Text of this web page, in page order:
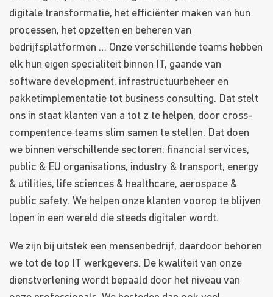
digitale transformatie, het efficiënter maken van hun
processen, het opzetten en beheren van
bedrijfsplatformen … Onze verschillende teams hebben
elk hun eigen specialiteit binnen IT, gaande van
software development, infrastructuurbeheer en
pakketimplementatie tot business consulting. Dat stelt
ons in staat klanten van a tot z te helpen, door cross-
compentence teams slim samen te stellen. Dat doen
we binnen verschillende sectoren: financial services,
public & EU organisations, industry & transport, energy
& utilities, life sciences & healthcare, aerospace &
public safety. We helpen onze klanten voorop te blijven
lopen in een wereld die steeds digitaler wordt.
We zijn bij uitstek een mensenbedrijf, daardoor behoren
we tot de top IT werkgevers. De kwaliteit van onze
dienstverlening wordt bepaald door het niveau van